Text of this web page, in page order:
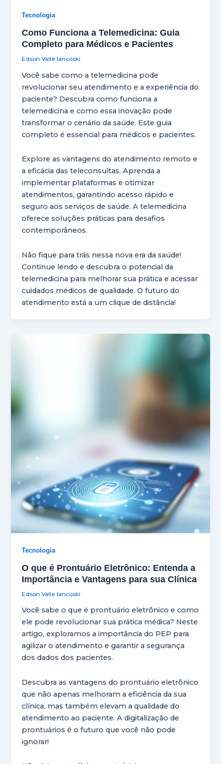
Tecnologia
Como Funciona a Telemedicina: Guia
Completo para Médicos e Pacientes
Edson Valle Iancoski
Você sabe como a telemedicina pode
revolucionar seu atendimento e a experiência do
paciente? Descubra como funciona a
telemedicina e como essa inovação pode
transformar o cenário da saúde. Este guia
completo é essencial para médicos e pacientes.
Explore as vantagens do atendimento remoto e
a eficácia das teleconsultas. Aprenda a
implementar plataformas e otimizar
atendimentos, garantindo acesso rápido e
seguro aos serviços de saúde. A telemedicina
oferece soluções práticas para desafios
contemporâneos.
Não fique para trás nessa nova era da saúde!
Continue lendo e descubra o potencial da
telemedicina para melhorar sua prática e acessar
cuidados médicos de qualidade. O futuro do
atendimento está a um clique de distância!
Tecnologia
O que é Prontuário Eletrônico: Entenda a
Importância e Vantagens para sua Clínica
Edson Valle Iancoski
Você sabe o que é prontuário eletrônico e como
ele pode revolucionar sua prática médica? Neste
artigo, exploramos a importância do PEP para
agilizar o atendimento e garantir a segurança
dos dados dos pacientes.
Descubra as vantagens do prontuário eletrônico
que não apenas melhoram a eficiência da sua
clínica, mas também elevam a qualidade do
atendimento ao paciente. A digitalização de
prontuários é o futuro que você não pode
ignorar!